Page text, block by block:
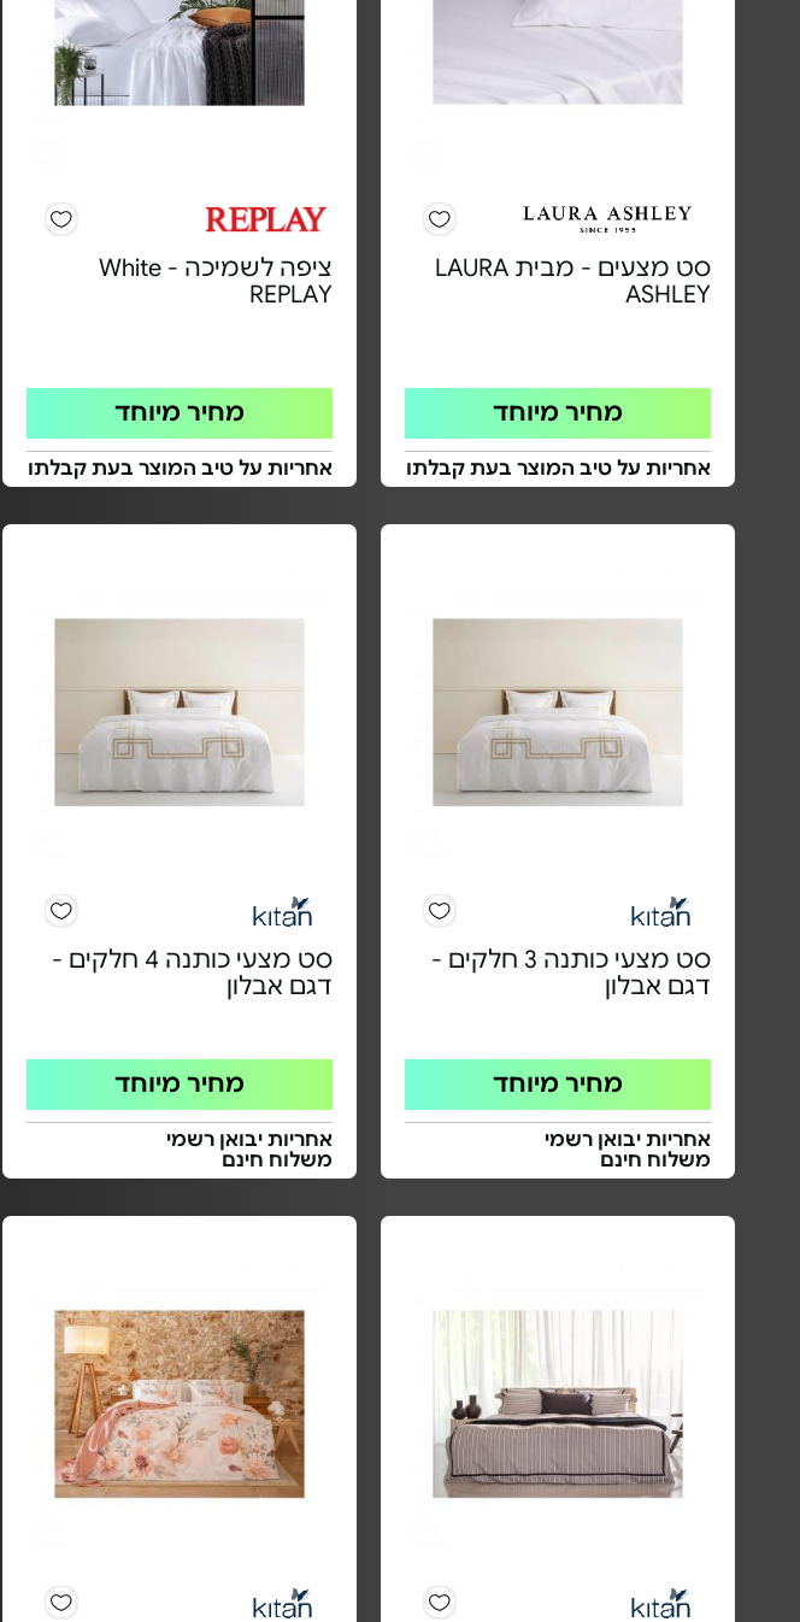
סט מצעים - מבית LAURA
ASHLEY
מחיר מיוחד
אחריות על טיב המוצר בעת קבלתו
ציפה לשמיכה White -
REPLAY
מחיר מיוחד
אחריות על טיב המוצר בעת קבלתו
סט מצעי כותנה 3 חלקים -
דגם אבלון
מחיר מיוחד
אחריות יבואן רשמי
משלוח חינם
סט מצעי כותנה 4 חלקים -
דגם אבלון
מחיר מיוחד
אחריות יבואן רשמי
משלוח חינם